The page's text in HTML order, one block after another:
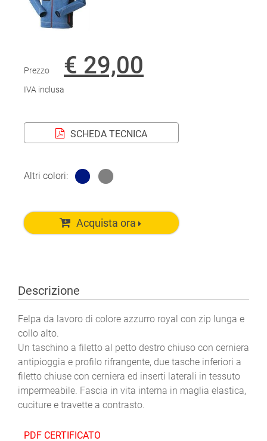
Prezzo € 29,00
IVA inclusa
SCHEDA TECNICA
Altri colori:
Acquista ora
Descrizione
Felpa da lavoro di colore azzurro royal con zip lunga e
collo alto.
Un taschino a filetto al petto destro chiuso con cerniera
antipioggia e profilo rifrangente, due tasche inferiori a
filetto chiuse con cerniera ed inserti laterali in tessuto
impermeabile. Fascia in vita interna in maglia elastica,
cuciture e travette a contrasto.
PDF CERTIFICATO